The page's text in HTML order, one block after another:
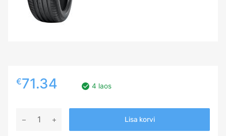
€71.34 4 laos
NANKANG
Lisa korvi